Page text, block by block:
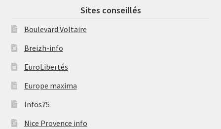
Sites conseillés
Boulevard Voltaire
Breizh-info
EuroLibertés
Europe maxima
Infos75
Nice Provence info